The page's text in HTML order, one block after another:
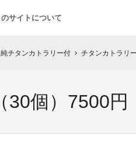
のサイトについて
チタンカトラリー付 chevron_right チタンカトラリ
個）7500円